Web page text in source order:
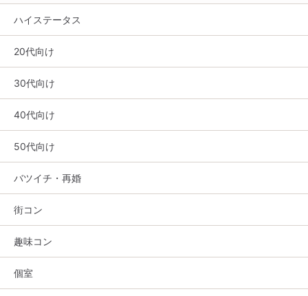
ハイステータス
20代向け
30代向け
40代向け
50代向け
バツイチ・再婚
街コン
趣味コン
個室